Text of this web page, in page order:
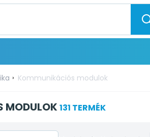
Kommunikációs modulok
MODULOK 131 TERMÉK